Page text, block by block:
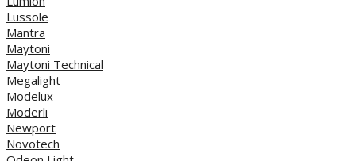
Lussole
Mantra
Maytoni
Maytoni Technical
Megalight
Modelux
Moderli
Newport
Novotech